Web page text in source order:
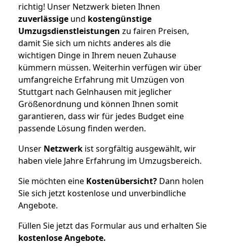
richtig! Unser Netzwerk bieten Ihnen
zuverlässige und kostengünstige
Umzugsdienstleistungen zu fairen Preisen,
damit Sie sich um nichts anderes als die
wichtigen Dinge in Ihrem neuen Zuhause
kümmern müssen. Weiterhin verfügen wir über
umfangreiche Erfahrung mit Umzügen von
Stuttgart nach Gelnhausen mit jeglicher
Größenordnung und können Ihnen somit
garantieren, dass wir für jedes Budget eine
passende Lösung finden werden.
Unser Netzwerk ist sorgfältig ausgewählt, wir
haben viele Jahre Erfahrung im Umzugsbereich.
Sie möchten eine Kostenübersicht? Dann holen
Sie sich jetzt kostenlose und unverbindliche
Angebote.
Füllen Sie jetzt das Formular aus und erhalten Sie
kostenloseAngebote.